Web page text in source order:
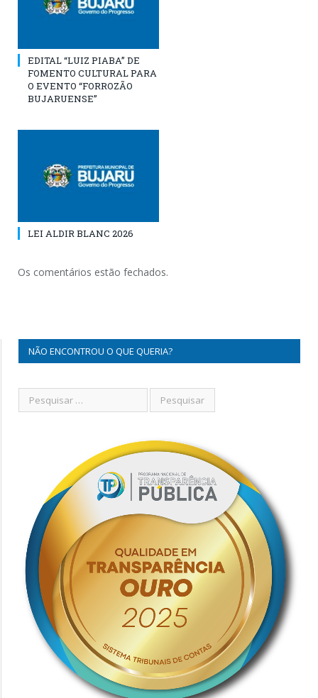
EDITAL “LUIZ PIABA” DE
FOMENTO CULTURAL PARA
O EVENTO “FORROZÃO
BUJARUENSE”
LEI ALDIR BLANC 2026
Os comentários estão fechados.
NÃO ENCONTROU O QUE QUERIA?